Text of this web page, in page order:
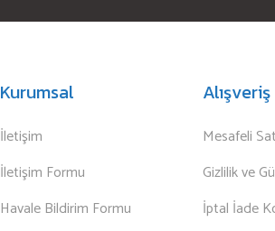
Kurumsal
İletişim
İletişim Formu
Havale Bildirim Formu
Alışveriş
Mesafeli
Gizlilik ve
İptal İade